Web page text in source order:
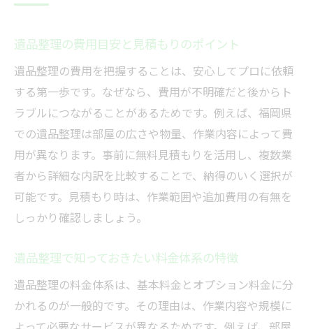
遺品整理の費用目安と見積もりのポイント
遺品整理の費用を把握することは、安心してプロに依頼
する第一歩です。なぜなら、費用が不明確だと後からト
ラブルにつながることがあるためです。例えば、福岡県
での遺品整理は部屋の広さや物量、作業内容によって費
用が異なります。事前に無料見積もりを活用し、複数業
者から詳細な内訳を比較することで、納得のいく選択が
可能です。見積もり時は、作業範囲や追加費用の有無を
しっかり確認しましょう。
遺品整理で知っておきたい料金体系の特徴
遺品整理の料金体系は、基本料金とオプション料金に分
かれるのが一般的です。その理由は、作業内容や規模に